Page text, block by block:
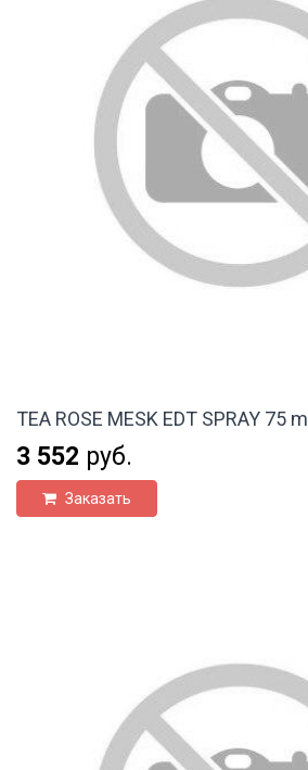
TEA ROSE MESK EDT SPRAY 75 ml
3 552 руб.
Заказать